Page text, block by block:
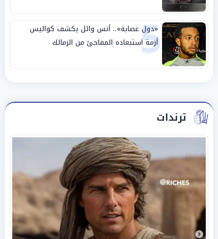
5
«دول عصابة».. أنس وائل يكشف كواليس
أزمة استبعاده المفاجئ من الزمالك
ترندات